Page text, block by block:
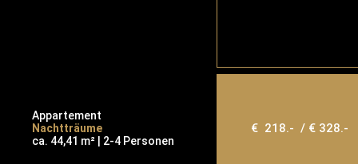
Appartement
Nachtträume
ca. 44,41 m² | 2-4 Personen
€ 218.- / € 328.-